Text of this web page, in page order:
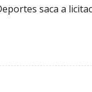
saca a